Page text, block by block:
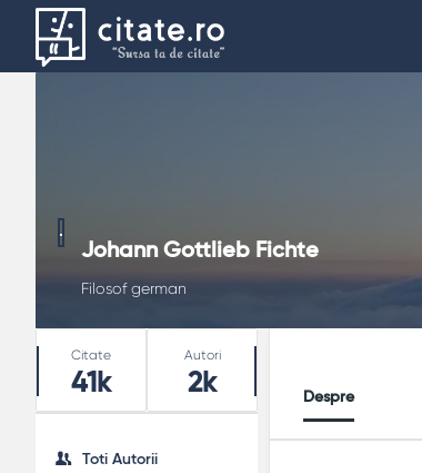
Johann Gottlieb Fichte
Filosof german
Despre
Stats
Citate
41k
Autori
2k
Toti Autorii